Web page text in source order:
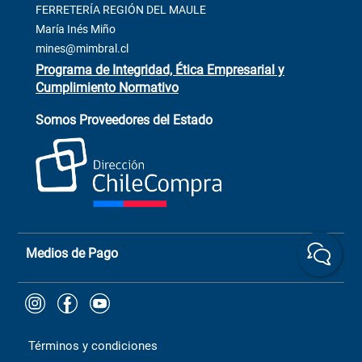
Contacto
Venta Terreno
Trabaja con Nosotros
+(73) 256
ChileCompras
+56 9 9888 9549
FERRETERÍA REGIÓN DEL MAULE
María Inés Miño
mines@mimbral.cl
Programa de Integridad, Ética Empresarial y
Cumplimiento Normativo
Somos Proveedores del Estado
Medios de Pago
Términos y condiciones